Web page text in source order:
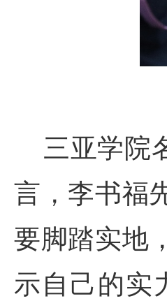
三亚学院
言，李书福
要脚踏实地
示自己的实